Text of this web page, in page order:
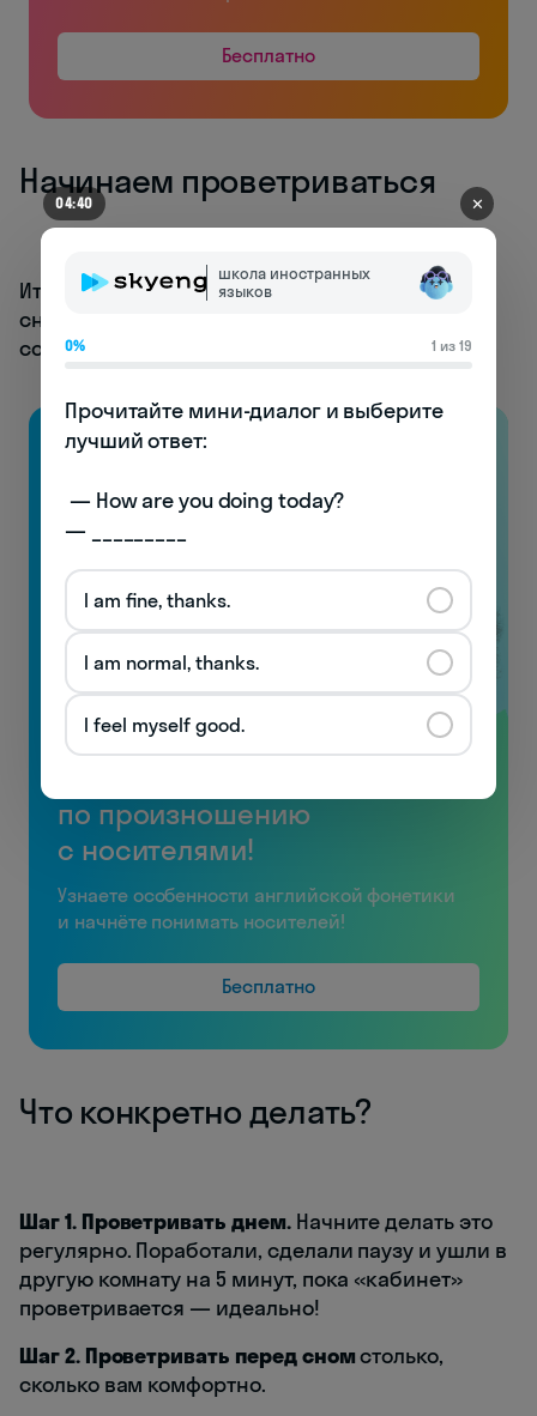
Бесплатно
Начинаем проветриваться
Итак, самый простой (и единственный) способ
снизить перепад температур — начать
создавать прохладу дома самим.
по произношению
с носителями!
Узнаете особенности английской фонетики
и начнёте понимать носителей!
Бесплатно
Что конкретно делать?
Шаг 1. Проветривать днем.Начните делать это
регулярно. Поработали, сделали паузу и ушли в
другую комнату на 5 минут, пока «кабинет»
проветривается — идеально!
Шаг 2. Проветривать перед сномстолько,
сколько вам комфортно.
04:40 ✕
школа иностранных
языков
0% 1 из 19
Прочитайте мини-диалог и выберите
лучший ответ:
— _________
I am fine, thanks.
I am normal, thanks.
I feel myself good.